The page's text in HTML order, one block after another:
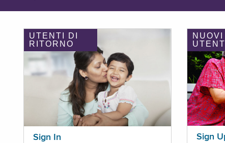
UTENTI DI
RITORNO
Sign In
NUOVI
UTENTI
Sign